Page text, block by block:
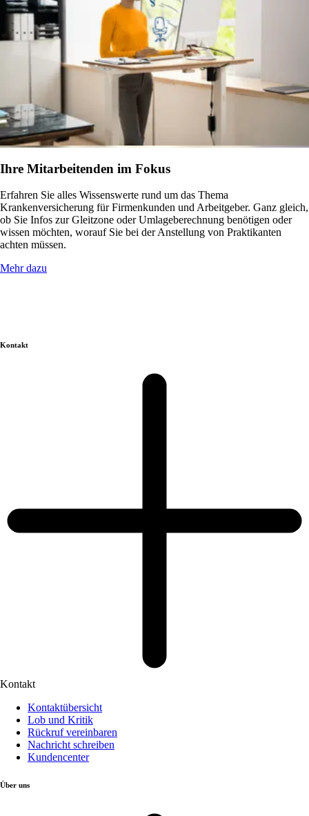
Ihre Mitarbeitenden im Fokus
Erfahren Sie alles Wissenswerte rund um das Thema
Krankenversicherung für Firmenkunden und Arbeitgeber. Ganz gleich,
ob Sie Infos zur Gleitzone oder Umlageberechnung benötigen oder
wissen möchten, worauf Sie bei der Anstellung von Praktikanten
achten müssen.
Mehr dazu
Kontakt
Kontakt
Kontaktübersicht
Lob und Kritik
Rückruf vereinbaren
Nachricht schreiben
Kundencenter
Über uns